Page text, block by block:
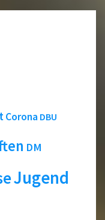
Corona DBU
DM
Jugend